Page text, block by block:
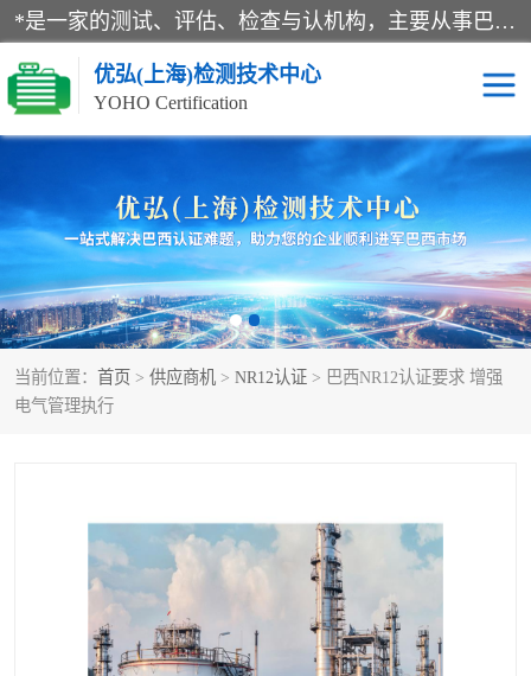
*是一家的测试、评估、检查与认机构，主要从事巴西NR10认证、NR12认证、NR13认证；ANATEL认证、INMTRO认证，欧盟CE认证：MD认证，PED认证，MID认证，ATEX认证，德国蓝色天使认证。
优弘(上海)检测技术中心
YOHO Certification
当前位置： 首页 > 供应商机 > NR12认证 > 巴西NR12认证要求 增强
电气管理执行
RECYCLASS认证 NR10认证
NR12认证 NR13认证
ART认证 巴西NR认证
巴西认证 RETIE认证